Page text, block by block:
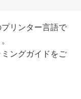
リンター言語で
ングガイドをご